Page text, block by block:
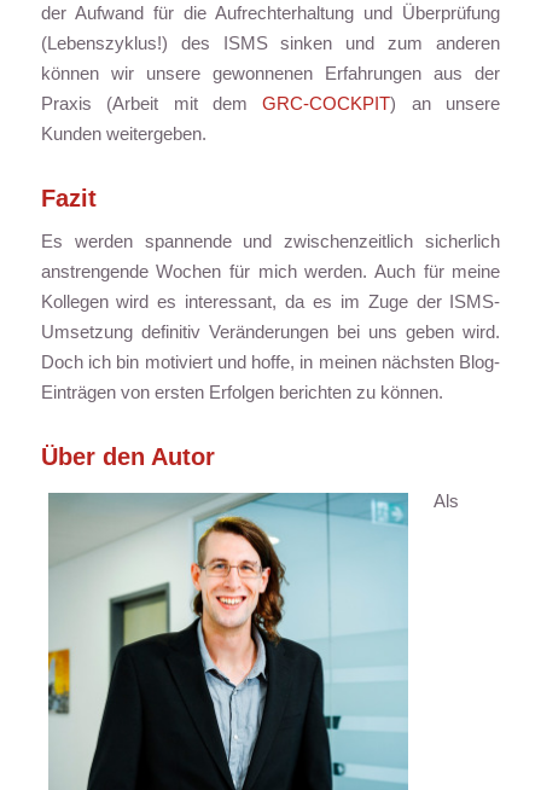
der Aufwand für die Aufrechterhaltung und Überprüfung
(Lebenszyklus!) des ISMS sinken und zum anderen
können wir unsere gewonnenen Erfahrungen aus der
Praxis (Arbeit mit demGRC-COCKPIT) an unsere
Kunden weitergeben.
Fazit
Es werden spannende und zwischenzeitlich sicherlich
anstrengende Wochen für mich werden. Auch für meine
Kollegen wird es interessant, da es im Zuge der ISMS-
Umsetzung definitiv Veränderungen bei uns geben wird.
Doch ich bin motiviert und hoffe, in meinen nächsten Blog-
Einträgen von ersten Erfolgen berichten zu können.
Über den Autor
Als